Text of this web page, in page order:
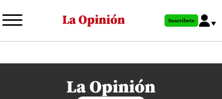
al
principal
Suscríbete